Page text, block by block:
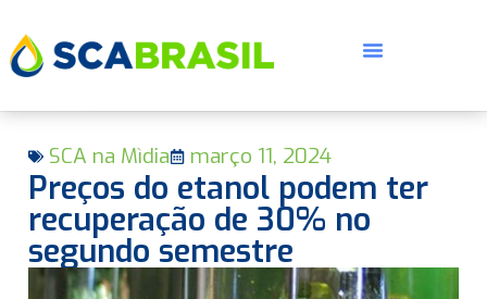
SCA na Mìdia março 11, 2024
Preços do etanol podem ter
recuperação de 30% no
segundo semestre